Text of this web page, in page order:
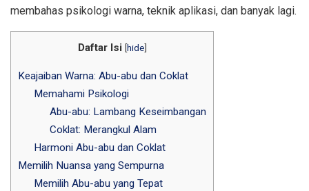
membahas psikologi warna, teknik aplikasi, dan banyak lagi.
Daftar Isi [hide]
Keajaiban Warna: Abu-abu dan Coklat
Memahami Psikologi
Abu-abu: Lambang Keseimbangan
Coklat: Merangkul Alam
Harmoni Abu-abu dan Coklat
Memilih Nuansa yang Sempurna
Memilih Abu-abu yang Tepat